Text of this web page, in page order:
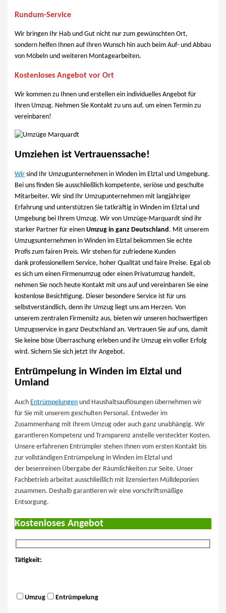
Rundum-Service
Wir bringen Ihr Hab und Gut nicht nur zum gewünschten Ort,
sondern helfen Ihnen auf Ihren Wunsch hin auch beim Auf- und Abbau
von Möbeln und weiteren Montagearbeiten.
Kostenloses Angebot vor Ort
Wir kommen zu Ihnen und erstellen ein individuelles Angebot für
Ihren Umzug. Nehmen Sie Kontakt zu uns auf, um einen Termin zu
vereinbaren!
Umziehen ist Vertrauenssache!
Wir sind Ihr Umzugunternehmen in Winden im Elztal und Umgebung.
Bei uns finden Sie ausschließlich kompetente, seriöse und geschulte
Mitarbeiter. Wir sind Ihr Umzugunternehmen mit langjähriger
Erfahrung und unterstützen Sie tatkräftig in Winden im Elztal und
Umgebung bei Ihrem Umzug. Wir von Umzüge-Marquardt sind ihr
starker Partner für einenUmzug in ganz Deutschland . Mit unserem
Umzugsunternehmen in Winden im Elztal bekommen Sie echte
Profis zum fairen Preis. Wir stehen für zufriedene Kunden
dank professionellem Service, hoher Qualität und faire Preise. Egal ob
es sich um einen Firmenumzug oder einen Privatumzug handelt,
nehmen Sie noch heute Kontakt mit uns auf und vereinbaren Sie eine
kostenlose Besichtigung. Dieser besondere Service ist für uns
selbstverständlich, denn ihr Umzug liegt uns am Herzen. Von
unserem zentralen Firmensitz aus, bieten wir unseren hochwertigen
Umzugsservice in ganz Deutschland an. Vertrauen Sie auf uns, damit
Sie keine böse Überraschung erleben und ihr Umzug ein voller Erfolg
wird. Sichern Sie sich jetzt Ihr Angebot.
Entrümpelung in Winden im Elztal und
Umland
Auch Entrümpelungen und Haushaltsauflösungen übernehmen wir
für Sie mit unserem geschulten Personal. Entweder im
Zusammenhang mit Ihrem Umzug oder auch ganz unabhängig. Wir
garantieren Kompetenz und Transparenz anstelle versteckter Kosten.
Unsere erfahrenen Entrümpler stehen Ihnen vom ersten Kontakt bis
zur vollständigen Entrümpelung in Winden im Elztal und
der besenreinen Übergabe der Räumlichkeiten zur Seite. Unser
Fachbetrieb arbeitet ausschließlich mit lizensierten Mülldeponien
zusammen. Deshalb garantieren wir eine vorschriftsmäßige
Entsorgung.
Kostenloses Angebot
Tätigkeit:
Umzug Entrümpelung